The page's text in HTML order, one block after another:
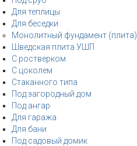
Для теплицы
Для беседки
Монолитный фундамент (плита)
Шведская плита УШП
С ростверком
С цоколем
Стаканного типа
Под загородный дом
Под ангар
Для гаража
Для бани
Под садовый домик